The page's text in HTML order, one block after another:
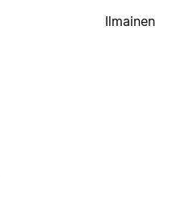
Ilmainen